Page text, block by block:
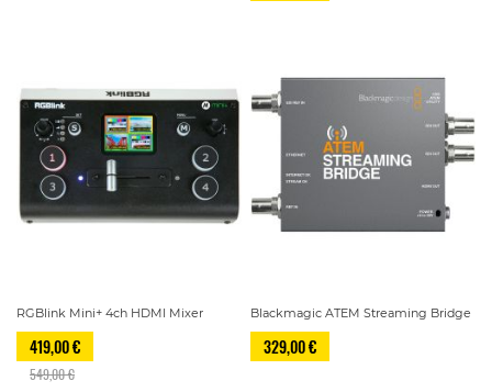
RGBlink Mini+ 4ch HDMI Mixer
419,00 €
549,00 €
Blackmagic ATEM Streaming Bridge
329,00 €